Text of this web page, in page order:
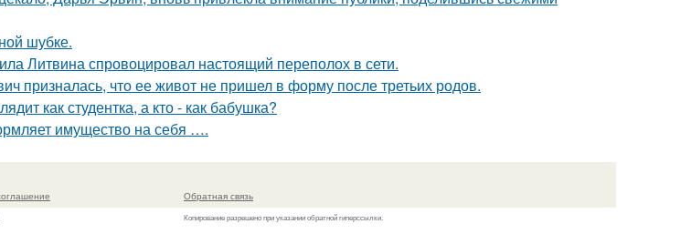
шубке.
Литвина спровоцировал настоящий переполох в сети.
призналась, что ее живот не пришел в форму после третьих родов.
как студентка, а кто - как бабушка?
имущество на себя ….
Обратная связь
Копирование разрешено при указании обратной гиперссылки.